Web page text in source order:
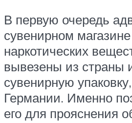
В первую очередь
сувенирном
наркотических
вывезены из страны
сувенирную
Германии. Именно
его для прояснения